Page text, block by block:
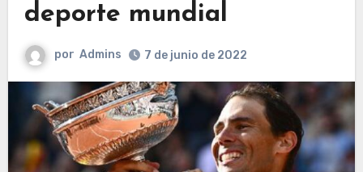
deporte mundial
por Admins 7 de junio de 2022